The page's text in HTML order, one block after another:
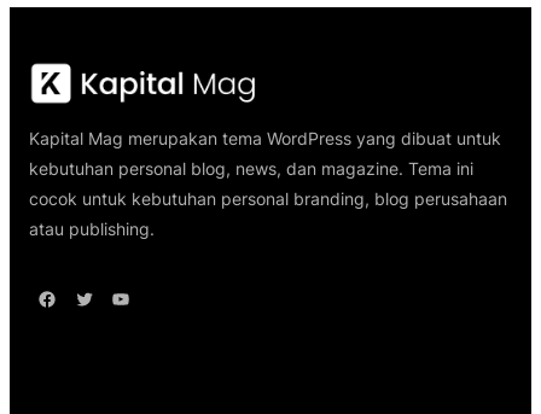
Kapital Mag merupakan tema WordPress yang dibuat untuk
kebutuhan personal blog, news, dan magazine. Tema ini
cocok untuk kebutuhan personal branding, blog perusahaan
atau publishing.
Facebook Twitter YouTube